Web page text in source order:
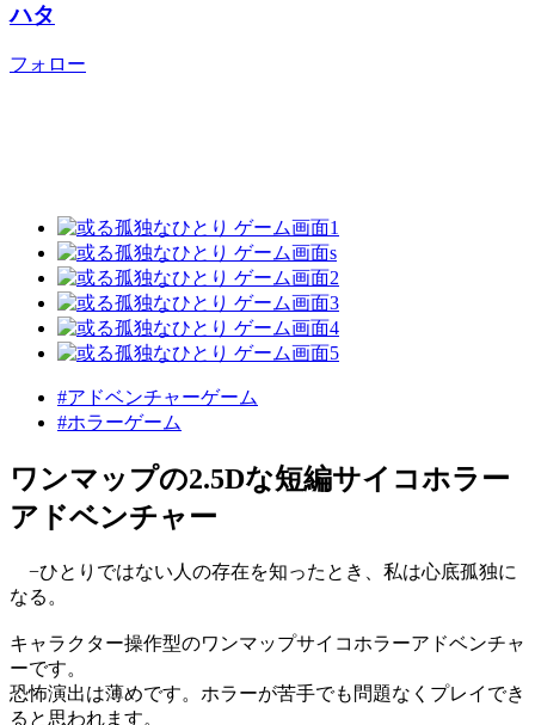
ハタ
フォロー
#アドベンチャーゲーム
#ホラーゲーム
ワンマップの2.5Dな短編サイコホラー
アドベンチャー
−ひとりではない人の存在を知ったとき、私は心底孤独に
なる。
キャラクター操作型のワンマップサイコホラーアドベンチャ
ーです。
恐怖演出は薄めです。ホラーが苦手でも問題なくプレイでき
ると思われます。